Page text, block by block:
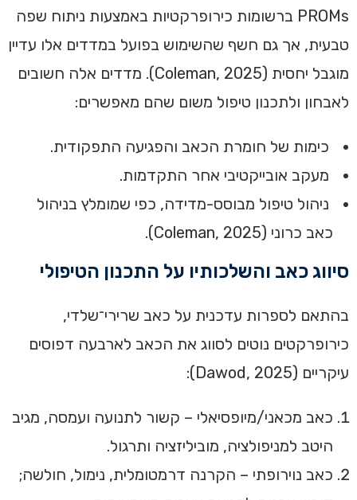
PROMs ברשומות כירופרקטיות באמצעות ניתוח שפה
טבעית, אך גם חשף שהשימוש בפועל במדדים אלו עדיין
מוגבל יחסית (Coleman, 2025). מדדים אלה חשובים
לאבחון ולתכנון טיפול משום שהם מאפשרים:
כימות של חומרת הכאב והפגיעה התפקודית.
מעקב אובייקטיבי אחר התקדמות.
ניהול טיפול מבוסס-מדידה, כפי שמומלץ בניהול
כאב כרוני (Coleman, 2025).
סיווג כאב והשלכותיו על התכנון הטיפולי
בהתאם לספרות עדכנית על כאב שרירי־שלדי,
כירופרקטים נוטים לסווג את הכאב לארבעה דפוסים
עיקריים (Dawod, 2025):
כאב מכאני/מיופסיאלי – קשור לתנועה ועמסה, מגיב
היטב למניפולציה, מוביליזציה ותרגול.
כאב נוירופתי – הקרנה דרמטומלית, נימול, חולשה;